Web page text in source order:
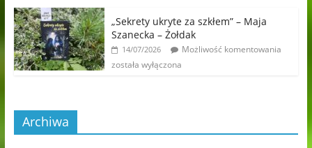
„Sekrety ukryte za szkłem” – Maja
Szanecka – Żołdak
14/07/2026
Możliwość komentowania
została wyłączona
Archiwa